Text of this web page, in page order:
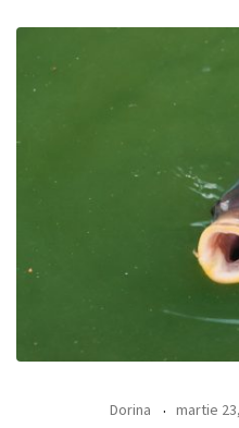
Dorina martie